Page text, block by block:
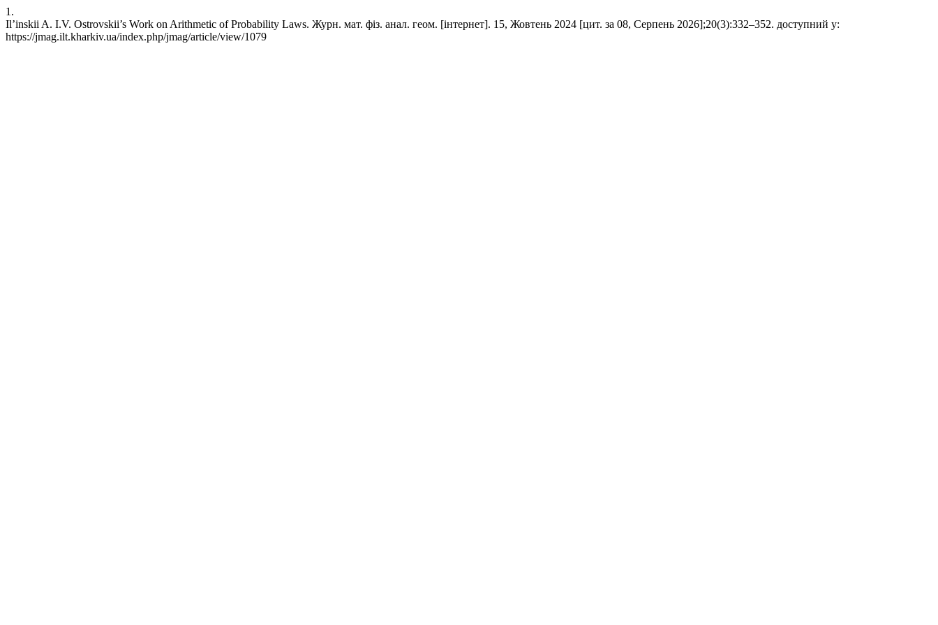
1.
Il’inskii A. I.V. Ostrovskii’s Work on Arithmetic of Probability Laws. Журн. мат. фіз. анал. геом. [інтернет]. 15, Жовтень 2024 [цит. за 08, Серпень 2026];20(3):332–352. доступний у:
https://jmag.ilt.kharkiv.ua/index.php/jmag/article/view/1079